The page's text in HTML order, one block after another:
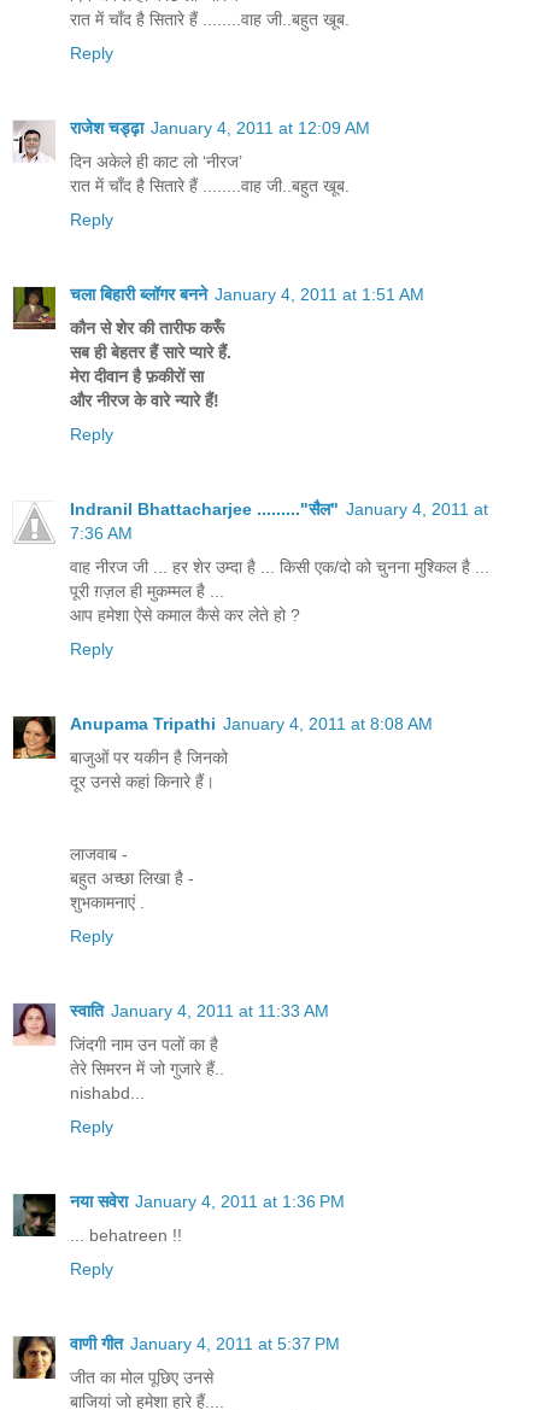
रात में चाँद है सितारे हैं ........वाह जी..बहुत खूब.
Reply
राजेश चड्ढ़ा January 4, 2011 at 12:09 AM
दिन अकेले ही काट लो ‘नीरज’
रात में चाँद है सितारे हैं ........वाह जी..बहुत खूब.
Reply
चला बिहारी ब्लॉगर बनने January 4, 2011 at 1:51 AM
कौन से शेर की तारीफ करूँ
सब ही बेहतर हैं सारे प्यारे हैं.
मेरा दीवान है फ़कीरों सा
और नीरज के वारे न्यारे हैं!
Reply
Indranil Bhattacharjee ........."सैल" January 4, 2011 at
7:36 AM
वाह नीरज जी ... हर शेर उम्दा है ... किसी एक/दो को चुनना मुश्किल है ...
पूरी ग़ज़ल ही मुकम्मल है ...
आप हमेशा ऐसे कमाल कैसे कर लेते हो ?
Reply
Anupama Tripathi January 4, 2011 at 8:08 AM
बाजुओं पर यकीन है जिनको
दूर उनसे कहां किनारे हैं।
लाजवाब -
बहुत अच्छा लिखा है -
शुभकामनाएं .
Reply
स्वाति January 4, 2011 at 11:33 AM
जिंदगी नाम उन पलों का है
तेरे सिमरन में जो गुजारे हैं..
nishabd...
Reply
नया सवेरा January 4, 2011 at 1:36 PM
... behatreen !!
Reply
वाणी गीत January 4, 2011 at 5:37 PM
जीत का मोल पूछिए उनसे
बाजियां जो हमेशा हारे हैं....